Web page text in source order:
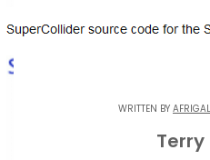
WRITTEN BY AFRIGAL
Terry